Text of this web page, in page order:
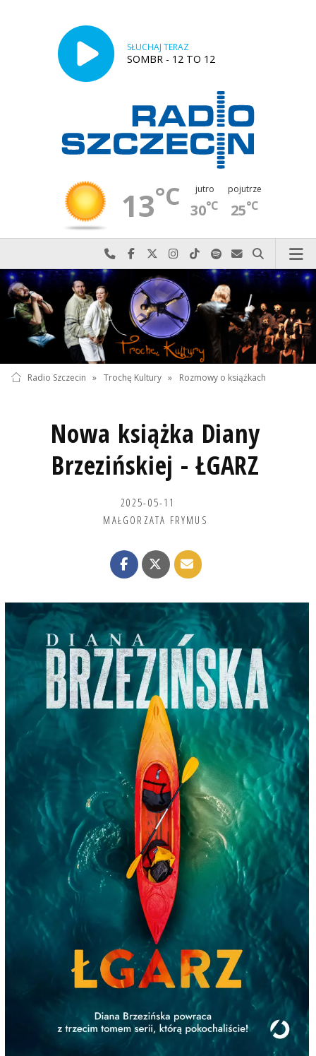
SŁUCHAJ TERAZ
SOMBR - 12 TO 12
13°C jutro
30°C
pojutrze
25°C
Najlepiej po prostu do nas zadzwoń
Odwiedź nas na Facebook-u
Odwiedź nas na X
Odwiedź nas na Instagram-ie
Odwiedź nas na TikTok-u
Szukaj nas na Spotify
Wyślij do nas
Szukaj
Radio Szczecin » Trochę Kultury » Rozmowy o książkach
Nowa książka Diany
Brzezińskiej - ŁGARZ
2025-05-11
MAŁGORZATA FRYMUS